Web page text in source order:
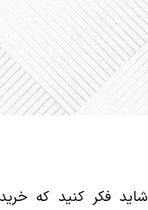
شاید فکر کنید که